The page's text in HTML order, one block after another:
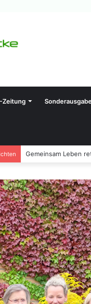
Zeitung
Gemeinsam Leben